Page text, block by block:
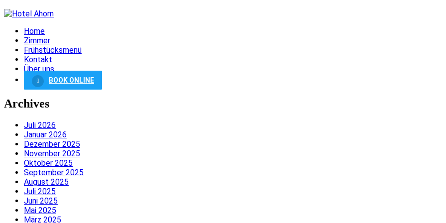
Home
Zimmer
Frühstücksmenü
Kontakt
Über uns
BOOK ONLINE
Archives
Juli 2026
Januar 2026
Dezember 2025
November 2025
Oktober 2025
September 2025
August 2025
Juli 2025
Juni 2025
Mai 2025
März 2025